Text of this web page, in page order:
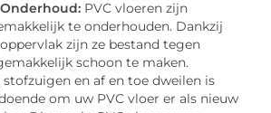
PVC vloeren zijn
te onderhouden. Dankzij
zijn ze bestand tegen
schoon te maken.
en af en toe dweilen is
om uw PVC vloer er als nieuw